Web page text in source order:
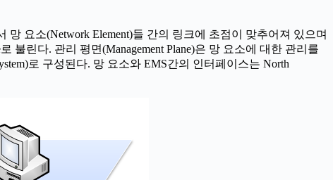
요소(Network Element)들 간의 링크에 초점이 맞추어져 있으며
불린다. 관리 평면(Management Plane)은 망 요소에 대한 관리를
로 구성된다. 망 요소와 EMS간의 인터페이스는 North